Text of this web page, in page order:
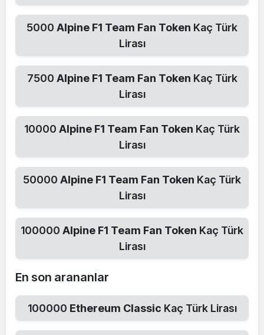
5000 Alpine F1 Team Fan Token Kaç Türk
Lirası
7500 Alpine F1 Team Fan Token Kaç Türk
Lirası
10000 Alpine F1 Team Fan Token Kaç Türk
Lirası
50000 Alpine F1 Team Fan Token Kaç Türk
Lirası
100000 Alpine F1 Team Fan Token Kaç Türk
Lirası
En son arananlar
100000 Ethereum Classic Kaç Türk Lirası